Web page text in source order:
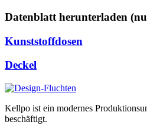
Datenblatt herunterladen
Kunststoffdosen
Deckel
Kellpo ist ein modernes
beschäftigt.